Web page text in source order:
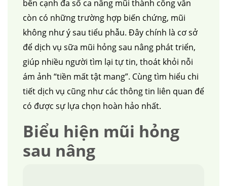
bên cạnh đa số ca nâng mũi thành công vẫn
còn có những trường hợp biến chứng, mũi
không như ý sau tiểu phẫu. Đây chính là cơ sở
để dịch vụ sữa mũi hỏng sau nâng phát triển,
giúp nhiều người tìm lại tự tin, thoát khỏi nỗi
ám ảnh “tiền mất tật mang”. Cùng tìm hiểu chi
tiết dịch vụ cũng như các thông tin liên quan để
có được sự lựa chọn hoàn hảo nhất.
Biểu hiện mũi hỏng
sau nâng